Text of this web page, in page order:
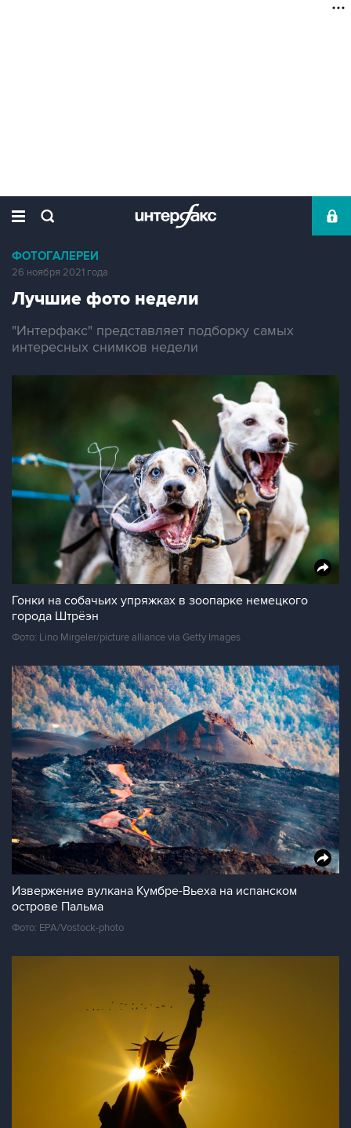
ФОТОГАЛЕРЕИ
26 ноября 2021 года
Лучшие фото недели
"Интерфакс" представляет подборку самых
интересных снимков недели
Гонки на собачьих упряжках в зоопарке немецкого
города Штрёэн
Фото: Lino Mirgeler/picture alliance via Getty Images
Извержение вулкана Кумбре-Вьеха на испанском
острове Пальма
Фото: EPA/Vostock-photo